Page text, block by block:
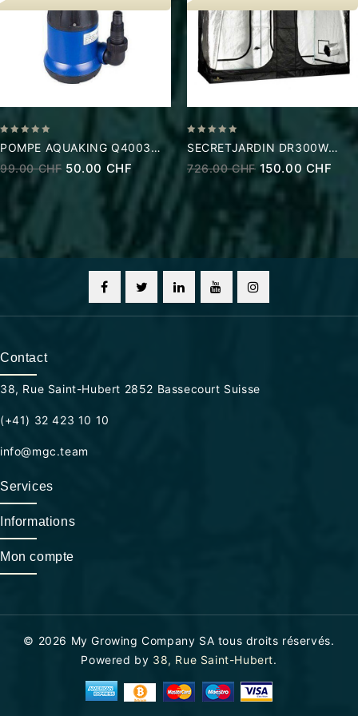
of
POMPE AQUAKING Q4003
7000 L/H
99.00CHF 50.00 CHF
out
of
SECRETJARDIN DR300W
V3.00
726.00CHF 150.00 CHF
Contact
38, Rue Saint-Hubert 2852 Bassecourt Suisse
(+41) 32 423 10 10
info@mgc.team
Services
Informations
Mon compte
© 2026 My Growing Company SA tous droits réservés.
Powered by 38, Rue Saint-Hubert.